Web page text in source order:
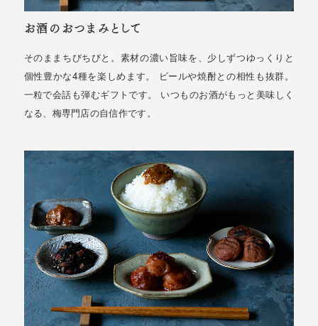
お酒のおつまみとして
そのままちびちびと。素材の濃い旨味を、少しずつゆっくりと
個性豊かな4種を楽しめます。 ビールや焼酎との相性も抜群。
一粒で会話も弾むギフトです。 いつものお酒がもっと美味しく
なる、梅専門店の自信作です。